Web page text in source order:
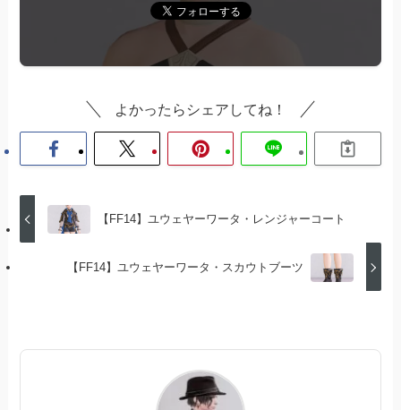
よかったらシェアしてね！
【FF14】ユウェヤーワータ・レンジャーコート
【FF14】ユウェヤーワータ・スカウトブーツ